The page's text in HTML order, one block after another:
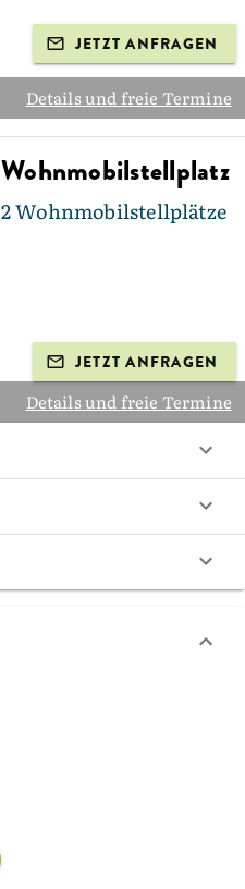
JETZT ANFRAGEN
Details und freie Termine
Wohnmobilstellplatz
2 Wohnmobilstellplätze
JETZT ANFRAGEN
Details und freie Termine